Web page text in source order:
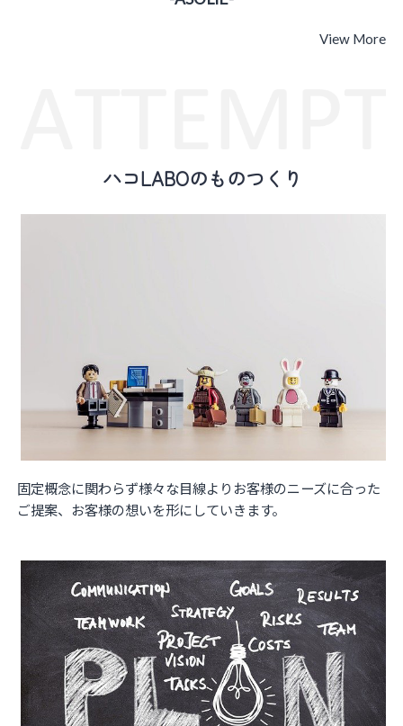
View More
​ハコLABOのものつくり
固定概念に関わらず様々な目線よりお客様のニーズに合った
ご提案、​お客様の想いを形にしていきます。